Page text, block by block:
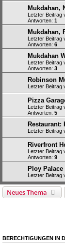
Mukdahan,
Letzter Beitrag
Antworten: 1
Mukdahan,
Letzter Beitrag
Antworten: 6
Mukdahan
Letzter Beitrag
Antworten: 3
Robinson
Letzter Beitrag
Pizza
Letzter Beitrag
Antworten: 5
Restaurant:
Letzter Beitrag
Riverfront
Letzter Beitrag
Antworten: 9
Ploy Palace
Letzter Beitrag
Neues Thema
BERECHTIGUNGEN IN